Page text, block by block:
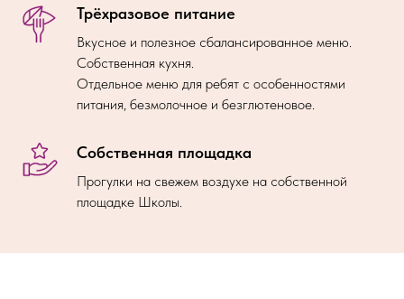
Трёхразовое питание
Вкусное и полезное сбалансированное меню.
Собственная кухня.
Отдельное меню для ребят с особенностями
питания, безмолочное и безглютеновое.
Собственная площадка
Прогулки на свежем воздухе на собственной
площадке Школы.